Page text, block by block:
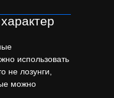
использовать
не лозунги,
можно